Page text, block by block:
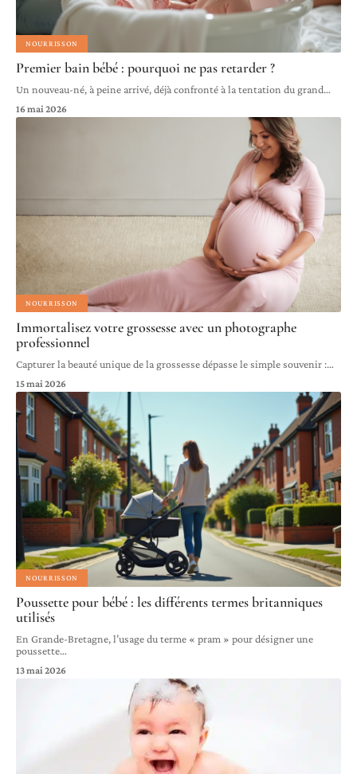
NOURRISSON
Premier bain bébé : pourquoi ne pas retarder ?
Un nouveau-né, à peine arrivé, déjà confronté à la tentation du grand…
16 mai 2026
NOURRISSON
Immortalisez votre grossesse avec un photographe
professionnel
Capturer la beauté unique de la grossesse dépasse le simple souvenir :…
15 mai 2026
NOURRISSON
Poussette pour bébé : les différents termes britanniques
utilisés
En Grande-Bretagne, l’usage du terme « pram » pour désigner une
poussette…
13 mai 2026